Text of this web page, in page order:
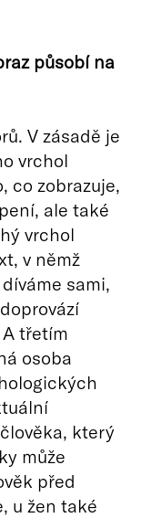
působí na
V zásadě je
vrchol
co zobrazuje,
ale také
vrchol
v němž
sami,
třetím
osoba
který
může
před
u žen také